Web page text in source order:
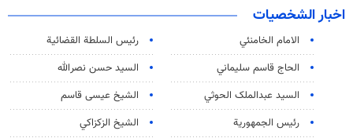
اخبار الشخصيات
الامام الخامنئي
رئیس السلطة القضائیة
الحاج قاسم سليماني
السيد حسن نصرالله
السید عبدالملک الحوثي
الشيخ عيسى قاسم
رئيس الجمهورية
الشيخ الزكزاكي